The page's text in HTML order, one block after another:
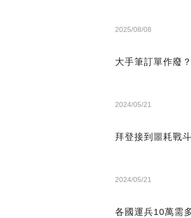
2025/08/08
大手筆訂單作廢
2024/05/21
拜登接到噩耗戰
2024/05/21
各國運兵10萬需